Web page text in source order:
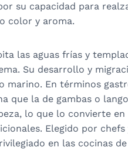
su capacidad para
color y aroma.
las aguas frías y
Su desarrollo y
marino. En términos
que la de gambas o
lo que lo convierte en
Elegido por chefs
en las cocinas